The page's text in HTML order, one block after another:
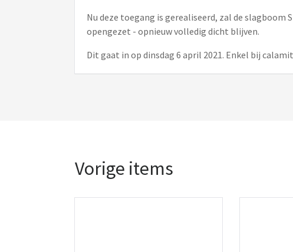
Nu deze toegang is gerealiseerd, zal de slagboom
opengezet - opnieuw volledig dicht blijven.
Dit gaat in op dinsdag 6 april 2021. Enkel bij
Vorige items